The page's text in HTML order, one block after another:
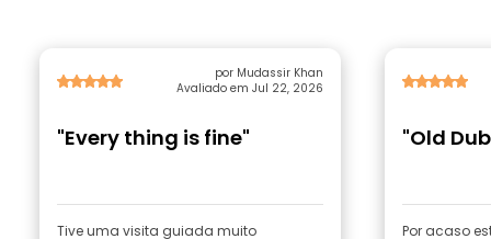
por Mudassir Khan
Avaliado em Jul 22, 2026
"Every thing is fine"
Tive uma visita guiada muito
"Old
Por acaso